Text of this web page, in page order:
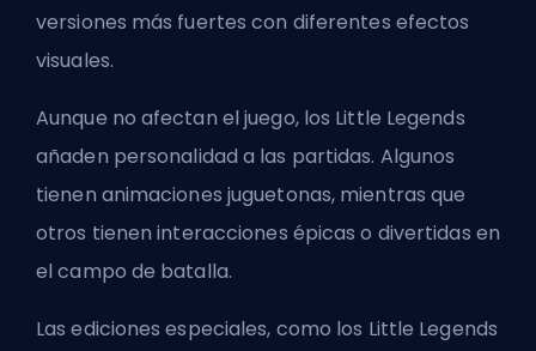
versiones más fuertes con diferentes efectos
visuales.
Aunque no afectan el juego, los Little Legends
añaden personalidad a las partidas. Algunos
tienen animaciones juguetonas, mientras que
otros tienen interacciones épicas o divertidas en
el campo de batalla.
Las ediciones especiales, como los Little Legends